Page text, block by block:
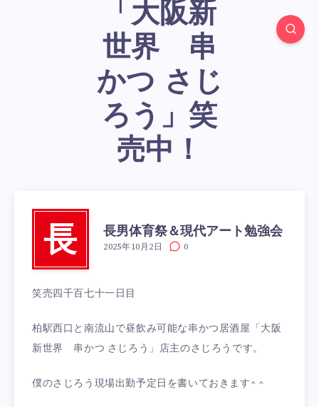
「大阪新
世界 串
かつ さじ
ろう」笑
売中！
長 長男体育祭＆現代アート勉強会
2025年10月2日 0
笑売四千百七十一日目
柏駅西口と南流山で昼飲み可能な串かつ居酒屋「大阪
新世界 串かつ さじろう」店主のさじろうです。
僕のさじろう現場出勤予定日を書いておきます^ ^